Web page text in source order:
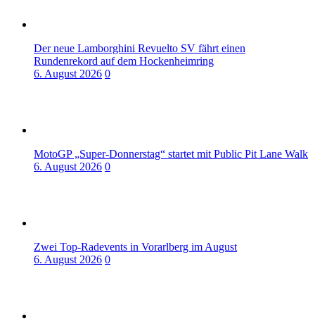
Der neue Lamborghini Revuelto SV fährt einen
Rundenrekord auf dem Hockenheimring
6. August 2026 0
MotoGP „Super-Donnerstag“ startet mit Public Pit Lane Walk
6. August 2026 0
Zwei Top-Radevents in Vorarlberg im August
6. August 2026 0